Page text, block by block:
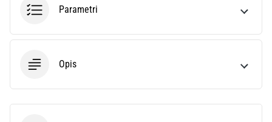
Parametri
Opis